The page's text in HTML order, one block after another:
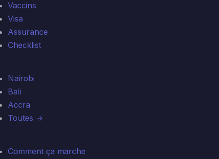
Vaccins
Visa
Assurance
Checklist
Nairobi
Bali
Accra
Toutes →
Comment ça marche